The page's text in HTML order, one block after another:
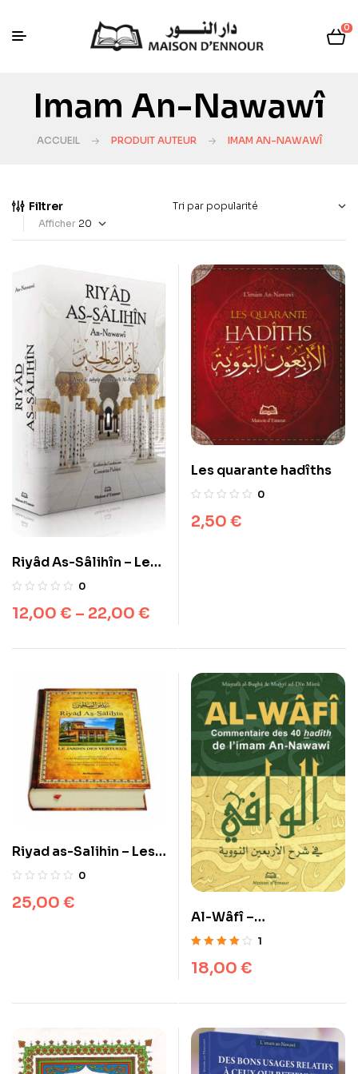
0
Imam An-Nawawî
ACCUEIL PRODUIT AUTEUR IMAM AN-NAWAWÎ
Filtrer
Afficher
Riyâd As-Sâlihîn – Les
Jardins des Vertueux
0
12,00 € – 22,00 €
Les quarante hadîths
0
2,50 €
Riyad as-Salihin – Les
jardins des vertueux –
Nawawi
0
25,00 €
Al-Wâfî –
Commentaire des 40
sur 5
1
18,00 €